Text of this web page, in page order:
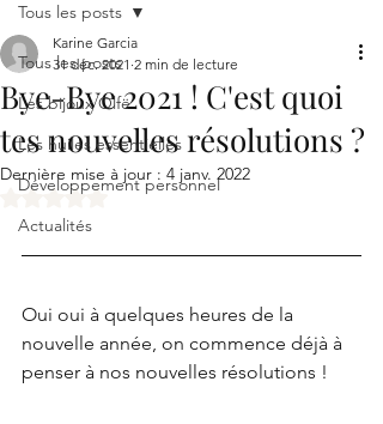
Tous les posts
Les bijoux Olfë
Les huiles essentielles
Développement personnel
Actualités
Tous les posts
Bye-Bye 2021 ! C'est quoi
tes nouvelles résolutions ?
Karine Garcia
31 déc. 2021 2 min de lecture
Dernière mise à jour : 4 janv. 2022
Noté NaN étoiles sur 5.
Oui oui à quelques heures de la
nouvelle année, on commence déjà à
penser à nos nouvelles résolutions !